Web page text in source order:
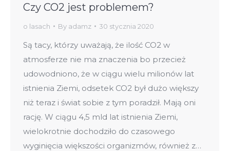
Czy CO2 jest problemem?
o lasach By adamz 30 stycznia 2020
Są tacy, którzy uważają, że ilość CO2 w
atmosferze nie ma znaczenia bo przecież
udowodniono, że w ciągu wielu milionów lat
istnienia Ziemi, odsetek CO2 był dużo większy
niż teraz i świat sobie z tym poradził. Mają oni
rację. W ciągu 4,5 mld lat istnienia Ziemi,
wielokrotnie dochodziło do czasowego
wyginięcia większości organizmów, również z…